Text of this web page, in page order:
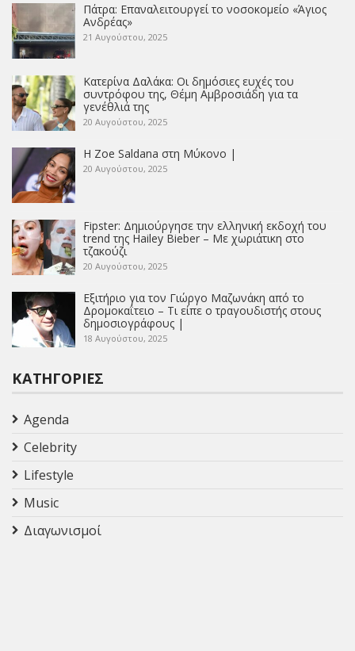
Πάτρα: Επαναλειτουργεί το νοσοκομείο «Άγιος
Ανδρέας»
21 Αυγούστου, 2025
Κατερίνα Δαλάκα: Οι δημόσιες ευχές του
συντρόφου της, Θέμη Αμβροσιάδη για τα
γενέθλιά της
20 Αυγούστου, 2025
Η Zoe Saldana στη Μύκονο |
20 Αυγούστου, 2025
Fipster: Δημιούργησε την ελληνική εκδοχή του
trend της Hailey Bieber – Με χωριάτικη στο
τζακούζι
20 Αυγούστου, 2025
Εξιτήριο για τον Γιώργο Μαζωνάκη από το
Δρομοκαΐτειο – Τι είπε ο τραγουδιστής στους
δημοσιογράφους |
18 Αυγούστου, 2025
ΚΑΤΗΓΟΡΊΕΣ
Agenda
Celebrity
Lifestyle
Music
Διαγωνισμοί